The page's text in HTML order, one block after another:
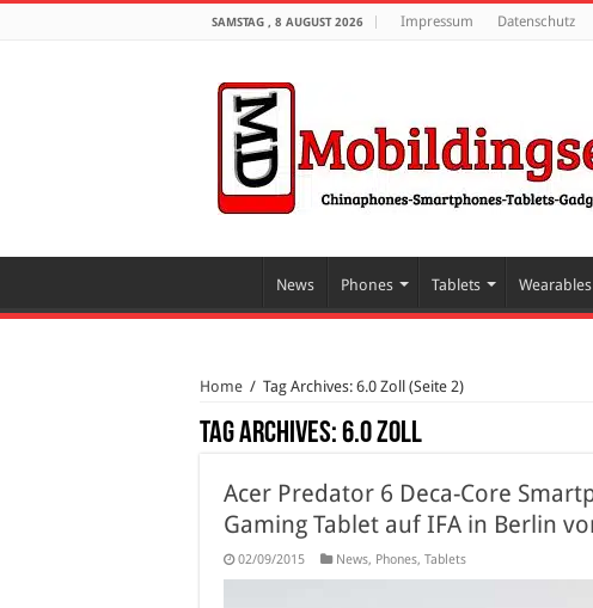
SAMSTAG , 8 AUGUST 2026 Impressum Datenschutz
News Phones Tablets Wearables
Home / Tag Archives: 6.0 Zoll (Seite 2)
Tag Archives:6.0 Zoll
Acer Predator 6 Deca-Core
Gaming Tablet auf IFA in Berlin
02/09/2015 News, Phones, Tablets